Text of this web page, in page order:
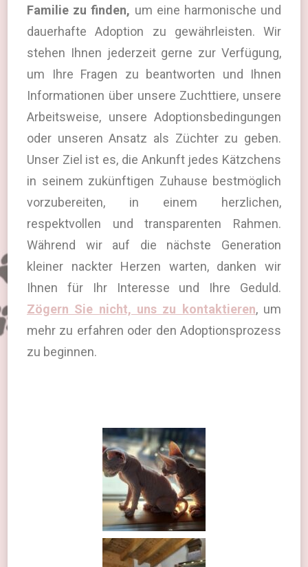
Familie zu finden, um eine harmonische und
dauerhafte Adoption zu gewährleisten. Wir
stehen Ihnen jederzeit gerne zur Verfügung,
um Ihre Fragen zu beantworten und Ihnen
Informationen über unsere Zuchttiere, unsere
Arbeitsweise, unsere Adoptionsbedingungen
oder unseren Ansatz als Züchter zu geben.
Unser Ziel ist es, die Ankunft jedes Kätzchens
in seinem zukünftigen Zuhause bestmöglich
vorzubereiten, in einem herzlichen,
respektvollen und transparenten Rahmen.
Während wir auf die nächste Generation
kleiner nackter Herzen warten, danken wir
Ihnen für Ihr Interesse und Ihre Geduld.
Zögern Sie nicht, uns zu kontaktieren, um
mehr zu erfahren oder den Adoptionsprozess
zu beginnen.